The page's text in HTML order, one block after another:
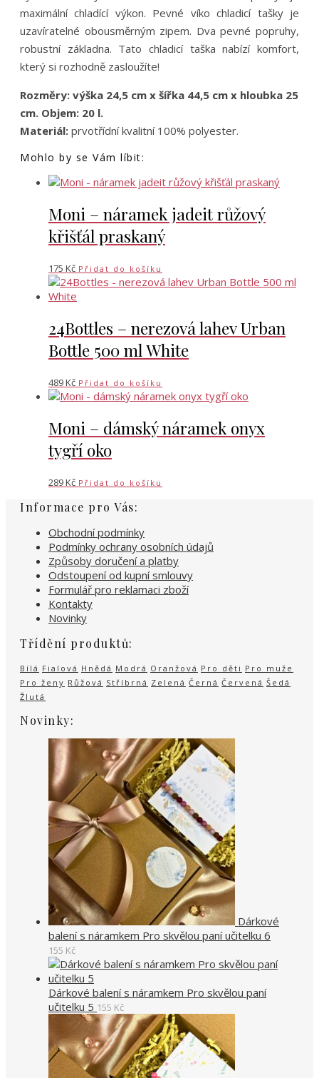
maximální chladící výkon. Pevné víko chladicí tašky je
uzavíratelné obousměrným zipem. Dva pevné popruhy,
robustní základna. Tato chladicí taška nabízí komfort,
který si rozhodně zasloužíte!
Rozměry: výška 24,5 cm x šířka 44,5 cm x hloubka 25
cm. Objem: 20 l.
Materiál: prvotřídní kvalitní 100% polyester.
Mohlo by se Vám líbit:
Moni – náramek jadeit růžový
křišťál praskaný
175 Kč Přidat do košíku
24Bottles – nerezová lahev Urban
Bottle 500 ml White
489Kč Přidat do košíku
Moni – dámský náramek onyx
tygří oko
289Kč Přidat do košíku
Informace pro Vás:
Obchodní podmínky
Podmínky ochrany osobních údajů
Způsoby doručení a platby
Odstoupení od kupní smlouvy
Formulář pro reklamaci zboží
Kontakty
Novinky
Třídění produktů:
Bílá Fialová Hnědá Modrá Oranžová Pro děti Pro muže
Pro ženy Růžová Stříbrná Zelená Černá Červená Šedá
Žlutá
Novinky:
Dárkové
balení s náramkem Pro skvělou paní učitelku 6
155 Kč
Dárkové balení s náramkem Pro skvělou paní
učitelku 5 155 Kč